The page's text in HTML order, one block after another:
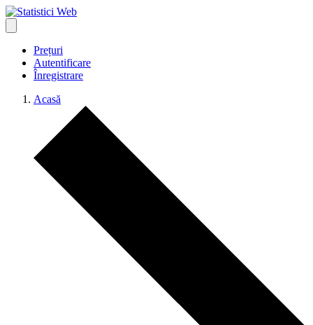
Prețuri
Autentificare
Înregistrare
Acasă